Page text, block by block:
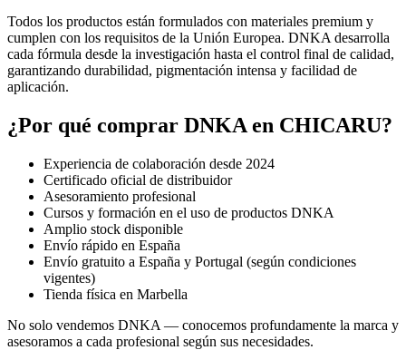
Todos los productos están formulados con materiales premium y
cumplen con los requisitos de la Unión Europea. DNKA desarrolla
cada fórmula desde la investigación hasta el control final de calidad,
garantizando durabilidad, pigmentación intensa y facilidad de
aplicación.
¿Por qué comprar DNKA en CHICARU?
Experiencia de colaboración desde 2024
Certificado oficial de distribuidor
Asesoramiento profesional
Cursos y formación en el uso de productos DNKA
Amplio stock disponible
Envío rápido en España
Envío gratuito a España y Portugal (según condiciones
vigentes)
Tienda física en Marbella
No solo vendemos DNKA — conocemos profundamente la marca y
asesoramos a cada profesional según sus necesidades.